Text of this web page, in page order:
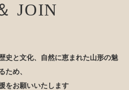
JOIN
史と文化、自然に恵まれた山形の魅
ため、
をお願いいたします